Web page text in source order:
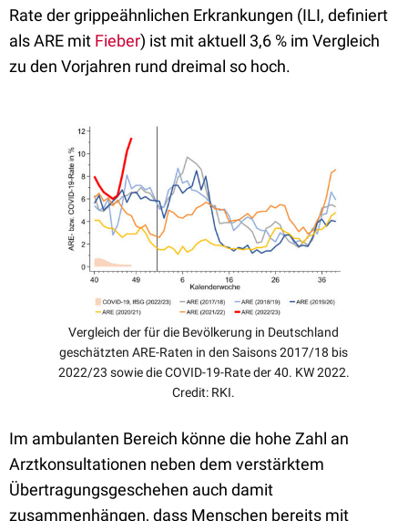
Rate der grippeähnlichen Erkrankungen (ILI, definiert
als ARE mit Fieber) ist mit aktuell 3,6 % im Vergleich
zu den Vorjahren rund dreimal so hoch.
Vergleich der für die Bevölkerung in Deutschland
geschätzten ARE-Raten in den Saisons 2017/18 bis
2022/23 sowie die COVID-19-Rate der 40. KW 2022.
Credit: RKI.
Im ambulanten Bereich könne die hohe Zahl an
Arztkonsultationen neben dem verstärktem
Übertragungsgeschehen auch damit
zusammenhängen, dass Menschen bereits mit